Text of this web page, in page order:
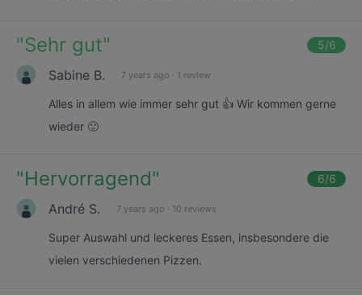
"Sehr gut" 5/6
Sabine B. 7 years ago · 1 review
Alles in allem wie immer sehr gut 👍 Wir kommen gerne
wieder 🙂
"Hervorragend" 6/6
André S. 7 years ago · 10 reviews
Super Auswahl und leckeres Essen, insbesondere die
vielen verschiedenen Pizzen.